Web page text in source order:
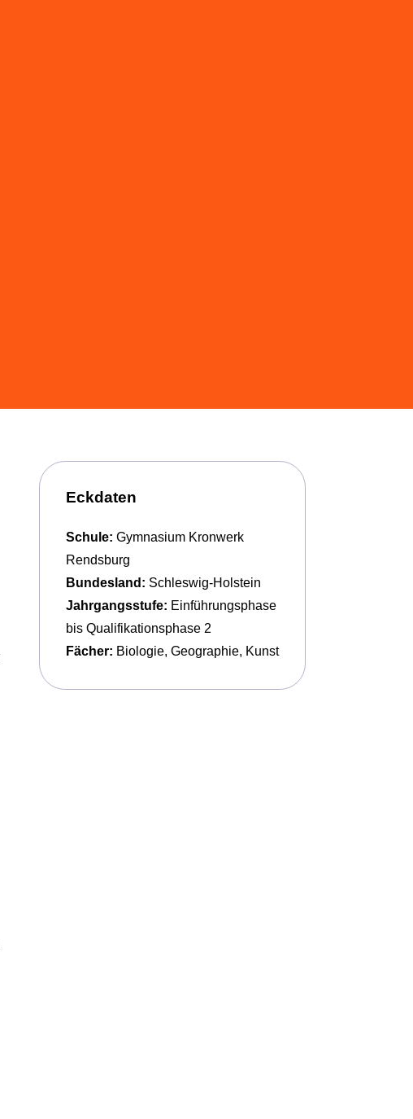
Eckdaten
Schule: Gymnasium Kronwerk
Rendsburg
Bundesland: Schleswig-Holstein
Jahrgangsstufe: Einführungsphase
bis Qualifikationsphase 2
Fächer: Biologie, Geographie, Kunst